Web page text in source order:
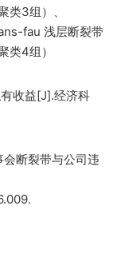
类3组）、
fau 浅层断裂带
类4组）
收益[J].经济科
断裂带与公司违